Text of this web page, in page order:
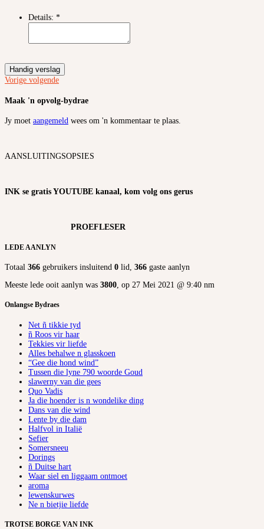
Details: *
Handig verslag
Vorige volgende
Maak 'n opvolg-bydrae
Jy moet aangemeld wees om 'n kommentaar te plaas.
AANSLUITINGSOPSIES
INK se gratis YOUTUBE kanaal, kom volg ons gerus
PROEFLESER
LEDE AANLYN
Totaal 366 gebruikers insluitend 0 lid, 366 gaste aanlyn
Meeste lede ooit aanlyn was 3800, op 27 Mei 2021 @ 9:40 nm
Onlangse Bydraes
Net ñ tikkie tyd
ñ Roos vir haar
Tekkies vir liefde
Alles behalwe n glasskoen
“Gee die hond wind”
Tussen die lyne 790 woorde Goud
slawerny van die gees
Quo Vadis
Ja die hoender is n wondelike ding
Dans van die wind
Lente by die dam
Halfvol in Italië
Sefier
Somersneeu
Dorings
ñ Duitse hart
Waar siel en liggaam ontmoet
aroma
lewenskurwes
Ne n bietjie liefde
TROTSE BORGE VAN INK